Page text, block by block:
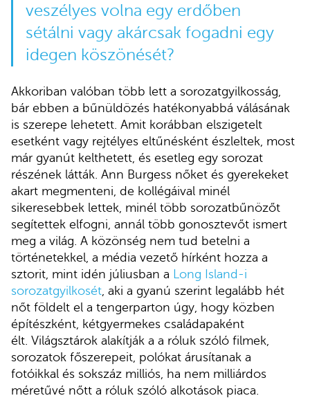
veszélyes volna egy erdőben
sétálni vagy akárcsak fogadni egy
idegen köszönését?
Akkoriban valóban több lett a sorozatgyilkosság,
bár ebben a bűnüldözés hatékonyabbá válásának
is szerepe lehetett. Amit korábban elszigetelt
esetként vagy rejtélyes eltűnésként észleltek, most
már gyanút kelthetett, és esetleg egy sorozat
részének látták. Ann Burgess nőket és gyerekeket
akart megmenteni, de kollégáival minél
sikeresebbek lettek, minél több sorozatbűnözőt
segítettek elfogni, annál több gonosztevőt ismert
meg a világ. A közönség nem tud betelni a
történetekkel, a média vezető hírként hozza a
sztorit, mint idén júliusban a Long Island-i
sorozatgyilkosét , aki a gyanú szerint legalább hét
nőt földelt el a tengerparton úgy, hogy közben
építészként, kétgyermekes családapaként
élt. Világsztárok alakítják a a róluk szóló filmek,
sorozatok főszerepeit, polókat árusítanak a
fotóikkal és sokszáz milliós, ha nem milliárdos
méretűvé nőtt a róluk szóló alkotások piaca.